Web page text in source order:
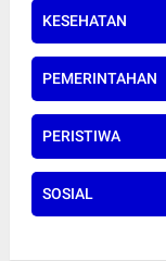
KESEHATAN
PEMERINTAHAN
PERISTIWA
SOSIAL